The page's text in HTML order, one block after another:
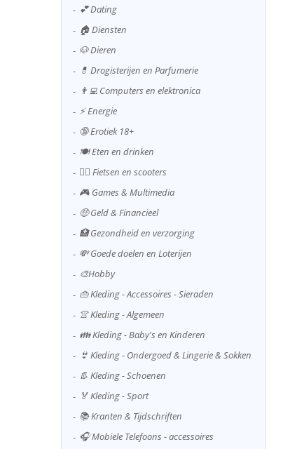
💕 Dating
🏠 Diensten
🐶 Dieren
💊 Drogisterijen en Parfumerie
👨‍💻 Computers en elektronica
⚡ Energie
🔞 Erotiek 18+
🍽️ Eten en drinken
🚴‍♂️ Fietsen en scooters
🎮 Games & Multimedia
🤑 Geld & Financieel
🏥 Gezondheid en verzorging
💸 Goede doelen en Loterijen
🎨Hobby
👜 Kleding - Accessoires - Sieraden
👚 Kleding - Algemeen
👪 Kleding - Baby's en Kinderen
👙 Kleding - Ondergoed & Lingerie & Sokken
👢 Kleding - Schoenen
🏅 Kleding - Sport
📚 Kranten & Tijdschriften
🎧 Mobiele Telefoons - accessoires